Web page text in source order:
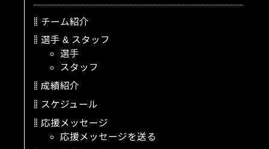
チーム紹介
選手 & スタッフ
選手
スタッフ
成績紹介
スケジュール
応援メッセージ
応援メッセージを送る